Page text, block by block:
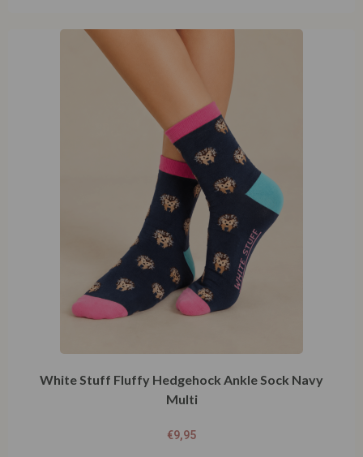
White Stuff Fluffy Hedgehock Ankle Sock Navy
Multi
€9,95